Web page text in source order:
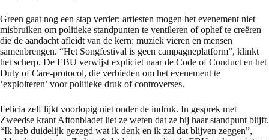
Green gaat nog een stap verder: artiesten mogen het evenement niet
misbruiken om politieke standpunten te ventileren of ophef te creëren
die de aandacht afleidt van de kern: muziek vieren en mensen
samenbrengen. “Het Songfestival is geen campagneplatform”, klinkt
het scherp. De EBU verwijst expliciet naar de Code of Conduct en het
Duty of Care-protocol, die verbieden om het evenement te
‘exploiteren’ voor politieke druk of controverses.
Felicia zelf lijkt voorlopig niet onder de indruk. In gesprek met
Zweedse krant Aftonbladet liet ze weten dat ze bij haar standpunt blijft.
“Ik heb duidelijk gezegd wat ik denk en ik zal dat blijven zeggen”,